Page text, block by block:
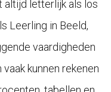
altijd letterlijk als los
Leerling in Beeld,
vaardigheden
kunnen rekenen